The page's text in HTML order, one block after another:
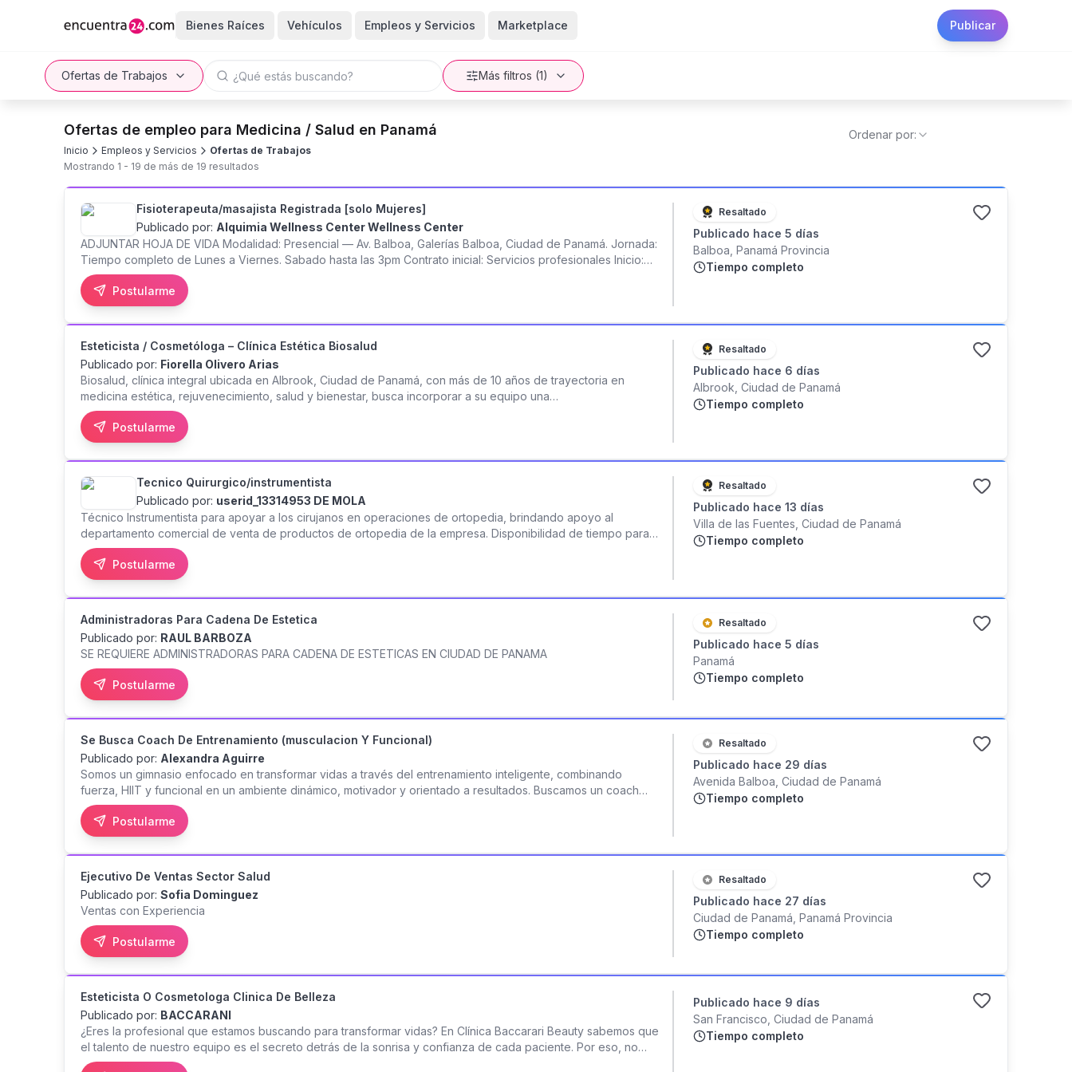
Bienes Raíces Vehículos Empleos y Servicios Marketplace Publicar
Ofertas de Trabajos Más filtros (1)
Ofertas de empleo para Medicina / Salud en Panamá
Inicio Empleos y Servicios
Ofertas de Trabajos
Mostrando 1 - 19 de más de 19 resultados
Ordenar por:
Fisioterapeuta/masajista Registrada [solo Mujeres]
Publicado por: Alquimia Wellness Center Wellness Center
ADJUNTAR HOJA DE VIDA Modalidad: Presencial — Av. Balboa, Galerías Balboa, Ciudad de Panamá. Jornada:
Tiempo completo de Lunes a Viernes. Sabado hasta las 3pm Contrato inicial: Servicios profesionales Inicio:
Inmediato. En Alquimia, centro estético de bienestar integral, buscamos masajistas profesionales con
experiencia en técnicas reductoras manuales y con total disposición de aprender. Buscamos personas que
vibren con el proposito de transformación de Alquimia y llevemos a miles de mujeres a cumplir sus objetivos
Postularme
Resaltado
Publicado hace 5 días
Balboa, Panamá Provincia
Tiempo completo
Esteticista / Cosmetóloga – Clínica Estética Biosalud
Publicado por: Fiorella Olivero Arias
Biosalud, clínica integral ubicada en Albrook, Ciudad de Panamá, con más de 10 años de trayectoria en
medicina estética, rejuvenecimiento, salud y bienestar, busca incorporar a su equipo una
esteticista/cosmetóloga profesional. Buscamos una persona con experiencia comprobable en tratamientos
faciales y corporales, excelente atención al cliente, buena presentación personal y actitud proactiva. La
candidata ideal debe sentirse cómoda atendiendo pacientes, recomendando tratamientos, apoyando
protocolos estéticos y colaborando con el crecimiento comercial de la clínica. La persona seleccionada
participará en la atención directa de pacientes, aplicación de tratamientos estéticos, seguimiento de
resultados, apoyo en ventas de servicios y productos, y cumplimiento de protocolos de higiene,
bioseguridad y atención personalizada. Si tiene interés en la posición, puede aplicar por este medio
enviando su hoja de vida para contactarle.
Postularme
Resaltado
Publicado hace 6 días
Albrook, Ciudad de Panamá
Tiempo completo
Tecnico Quirurgico/instrumentista
Publicado por: userid_13314953 DE MOLA
Técnico Instrumentista para apoyar a los cirujanos en operaciones de ortopedia, brindando apoyo al
departamento comercial de venta de productos de ortopedia de la empresa. Disponibilidad de tiempo para
labores de urgencia Proactivo, con oportunidad de incorporase posteriormente a la fuerza de ventas.
Postularme
Resaltado
Publicado hace 13 días
Villa de las Fuentes, Ciudad de Panamá
Tiempo completo
Administradoras Para Cadena De Estetica
Publicado por: RAUL BARBOZA
SE REQUIERE ADMINISTRADORAS PARA CADENA DE ESTETICAS EN CIUDAD DE PANAMA
Postularme
Resaltado
Publicado hace 5 días
Panamá
Tiempo completo
Se Busca Coach De Entrenamiento (musculacion Y Funcional)
Publicado por: Alexandra Aguirre
Somos un gimnasio enfocado en transformar vidas a través del entrenamiento inteligente, combinando
fuerza, HIIT y funcional en un ambiente dinámico, motivador y orientado a resultados. Buscamos un coach
apasionado por el fitness, con conocimientos solidos en entrenamiento de musculación y entrenamiento
funcional, capaz de guiar, motivar y llevar a nuestros clientes a su mejor versión física y de salud. *Requisitos:
Formación en entrenamiento físico, educación física o certificación afines. *Experiencia comprobable en:
Entrenamiento de fuerza / hipertrofia (musculación) Entrenamiento funcional / HIIT *Conocimiento en: Técnica
correcta de ejercicios. Prevención de lesiones. Programación de rutinas. Habilidades de comunicación y
liderazgo. Actitud proactiva, energía alta y enfoque en servicio al cliente. Responsabilidades: *Diseñar y
dirigir rutinas de entrenamiento semipersonalizadas. *Supervisar ejecución técnica de los ejercicios. *Liderar
clases grupales (HIIT, funcional, circuitos). *Motivar y dar seguimiento a los clientes. *Mantener el orden y el
buen uso del área de entrenamiento. *Apoyar en eventos y actividades del gimnasio. Valoramos mucho:
*Experiencia trabajando con transformación corporal. *Carisma y presencia en el piso de entrenamiento.
Postularme
Resaltado
Publicado hace 29 días
Avenida Balboa, Ciudad de Panamá
Tiempo completo
Ejecutivo De Ventas Sector Salud
Publicado por: Sofia Dominguez
Ventas con Experiencia
Postularme
Resaltado
Publicado hace 27 días
Ciudad de Panamá, Panamá Provincia
Tiempo completo
Esteticista O Cosmetologa Clinica De Belleza
Publicado por: BACCARANI
¿Eres la profesional que estamos buscando para transformar vidas? En Clínica Baccarari Beauty sabemos que
el talento de nuestro equipo es el secreto detrás de la sonrisa y confianza de cada paciente. Por eso, no
solo buscamos una Esteticista o Cosmetóloga; buscamos a una profesional apasionada que desee elevar su
Publicado hace 9 días
San Francisco, Ciudad de Panamá
Tiempo completo